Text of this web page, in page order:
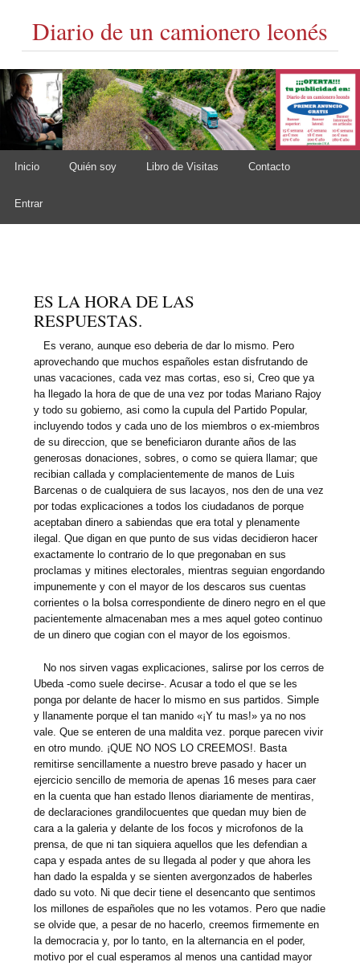
Diario de un camionero leonés
Main menu
Skip to content
Inicio Quién soy Libro de Visitas Contacto
Entrar
ES LA HORA DE LAS
RESPUESTAS.
Es verano, aunque eso deberia de dar lo mismo. Pero
aprovechando que muchos españoles estan disfrutando de
unas vacaciones, cada vez mas cortas, eso si, Creo que ya
ha llegado la hora de que de una vez por todas Mariano Rajoy
y todo su gobierno, asi como la cupula del Partido Popular,
incluyendo todos y cada uno de los miembros o ex-miembros
de su direccion, que se beneficiaron durante años de las
generosas donaciones, sobres, o como se quiera llamar; que
recibian callada y complacientemente de manos de Luis
Barcenas o de cualquiera de sus lacayos, nos den de una vez
por todas explicaciones a todos los ciudadanos de porque
aceptaban dinero a sabiendas que era total y plenamente
ilegal. Que digan en que punto de sus vidas decidieron hacer
exactamente lo contrario de lo que pregonaban en sus
proclamas y mitines electorales, mientras seguian engordando
impunemente y con el mayor de los descaros sus cuentas
corrientes o la bolsa correspondiente de dinero negro en el que
pacientemente almacenaban mes a mes aquel goteo continuo
de un dinero que cogian con el mayor de los egoismos.
No nos sirven vagas explicaciones, salirse por los cerros de
Ubeda -como suele decirse-. Acusar a todo el que se les
ponga por delante de hacer lo mismo en sus partidos. Simple
y llanamente porque el tan manido «¡Y tu mas!» ya no nos
vale. Que se enteren de una maldita vez. porque parecen vivir
en otro mundo. ¡QUE NO NOS LO CREEMOS!. Basta
remitirse sencillamente a nuestro breve pasado y hacer un
ejercicio sencillo de memoria de apenas 16 meses para caer
en la cuenta que han estado llenos diariamente de mentiras,
de declaraciones grandilocuentes que quedan muy bien de
cara a la galeria y delante de los focos y microfonos de la
prensa, de que ni tan siquiera aquellos que les defendian a
capa y espada antes de su llegada al poder y que ahora les
han dado la espalda y se sienten avergonzados de haberles
dado su voto. Ni que decir tiene el desencanto que sentimos
los millones de españoles que no les votamos. Pero que nadie
se olvide que, a pesar de no hacerlo, creemos firmemente en
la democracia y, por lo tanto, en la alternancia en el poder,
motivo por el cual esperamos al menos una cantidad mayor